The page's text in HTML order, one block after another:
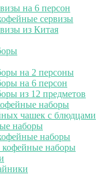
на 6 персон
сервизы
из Китая
на 2 персоны
на 6 персон
из 12 предметов
наборы
чашек с блюдцами
наборы
наборы
кофейные наборы